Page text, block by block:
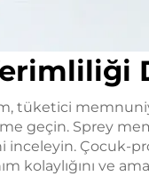
tüketici
geçin. Sprey
inceleyin. Çocuk-
kolaylığını ve